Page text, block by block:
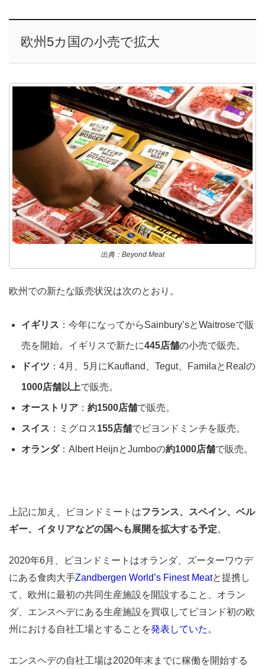
欧州5カ国の小売で拡大
出典：Beyond Meat
欧州での新たな販売状況は次のとおり。
イギリス ：今年になってからSainbury’sとWaitroseで販
売を開始。イギリスで新たに445店舗の小売で販売。
ドイツ ：4月、5月にKaufland、Tegut、FamilaとRealの
1000店舗以上で販売。
オーストリア： 約1500店舗で販売。
スイス ：ミグロス155店舗でビヨンドミンチを販売。
オランダ：Albert HeijnとJumboの約1000店舗で販売。
上記に加え、ビヨンドミートはフランス、スペイン、ベル
ギー、イタリアなどの国へも展開を拡大する予定。
2020年6月、ビヨンドミートはオランダ、ズーターワウデ
にある食肉大手Zandbergen World’s Finest Meatと提携し
て、欧州に最初の共同生産施設を開設すること、オラン
ダ、エンスヘデにある生産施設を買収してビヨンド初の欧
州における自社工場とすることを発表していた 。
エンスヘデの自社工場は2020年末までに稼働を開始する